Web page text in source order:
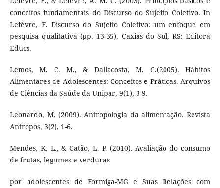
conceitos fundamentais do Discurso do Sujeito Coletivo. In
Lefèvre, F. Discurso do Sujeito Coletivo: um enfoque em
pesquisa qualitativa (pp. 13-35). Caxias do Sul, RS: Editora
Educs.
Lemos, M. C. M., & Dallacosta, M. C.(2005). Hábitos
Alimentares de Adolescentes: Conceitos e Práticas. Arquivos
de Ciências da Saúde da Unipar, 9(1), 3-9.
Leonardo, M. (2009). Antropologia da alimentação. Revista
Antropos, 3(2), 1-6.
Mendes, K. L., & Catão, L. P. (2010). Avaliação do consumo
de frutas, legumes e verduras
por adolescentes de Formiga-MG e Suas Relações com